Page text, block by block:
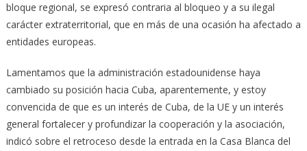
bloque regional, se expresó contraria al bloqueo y a su ilegal
carácter extraterritorial, que en más de una ocasión ha afectado a
entidades europeas.
Lamentamos que la administración estadounidense haya
cambiado su posición hacia Cuba, aparentemente, y estoy
convencida de que es un interés de Cuba, de la UE y un interés
general fortalecer y profundizar la cooperación y la asociación,
indicó sobre el retroceso desde la entrada en la Casa Blanca del